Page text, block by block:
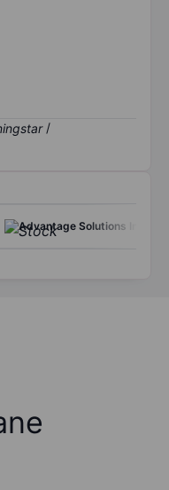
/
Advantage Solutions Inc.